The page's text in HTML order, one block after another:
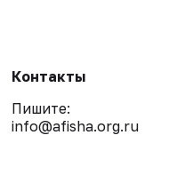
Контакты
Пишите:
info@afisha.org.ru